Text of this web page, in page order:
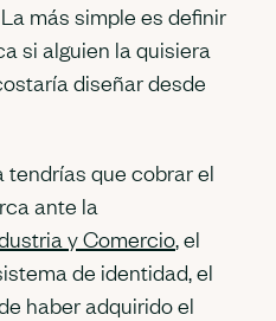
más simple es definir
si alguien la quisiera
diseñar desde
que cobrar el
ante la
y Comercio, el
de identidad, el
haber adquirido el